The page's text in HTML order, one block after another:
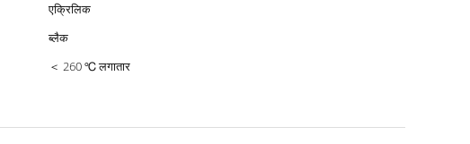
एक्रिलिक
ब्लैक
＜ 260 ℃ लगातार